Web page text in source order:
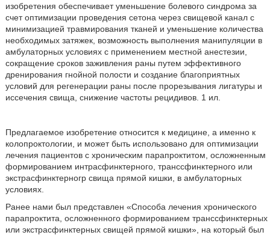
изобретения обеспечивает уменьшение болевого синдрома за
счет оптимизации проведения сетона через свищевой канал с
минимизацией травмирования тканей и уменьшение количества
необходимых затяжек, возможность выполнения манипуляции в
амбулаторных условиях с применением местной анестезии,
сокращение сроков заживления раны путем эффективного
дренирования гнойной полости и создание благоприятных
условий для регенерации раны после прорезывания лигатуры и
иссечения свища, снижение частоты рецидивов. 1 ил.
Предлагаемое изобретение относится к медицине, а именно к
колопроктологии, и может быть использовано для оптимизации
лечения пациентов с хроническим парапроктитом, осложненным
формированием интрасфинктерного, транссфинктерного или
экстрасфинктерногр свища прямой кишки, в амбулаторных
условиях.
Ранее нами был представлен «Способа лечения хронического
парапроктита, осложненного формированием транссфинктерных
или экстрасфинктерных свищей прямой кишки», на который был